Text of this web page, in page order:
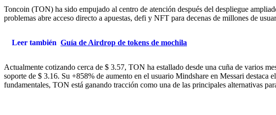
Toncoin (TON) ha sido empujado al centro de atención después del despliegue
problemas abre acceso directo a apuestas, defi y NFT para decenas de millones de
Leer también Guía de Airdrop de tokens de mochila
Actualmente cotizando cerca de $ 3.57, TON ha estallado desde una cuña de varios
soporte de $ 3.16. Su +858% de aumento en el usuario Mindshare en Messari
fundamentales, TON está ganando tracción como una de las principales alternativas